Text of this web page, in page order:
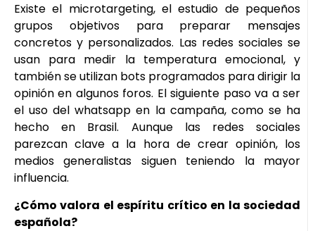
Existe el microtargeting, el estudio de pequeños
grupos objetivos para preparar mensajes
concretos y personalizados. Las redes sociales se
usan para medir la temperatura emocional, y
también se utilizan bots programados para dirigir la
opinión en algunos foros. El siguiente paso va a ser
el uso del whatsapp en la campaña, como se ha
hecho en Brasil. Aunque las redes sociales
parezcan clave a la hora de crear opinión, los
medios generalistas siguen teniendo la mayor
influencia.
¿Cómo valora el espíritu crítico en la sociedad
española?